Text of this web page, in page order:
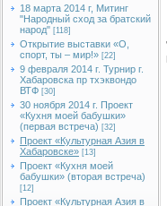
18 марта 2014 г, Митинг
"Народный сход за братский
народ" [118]
Открытие выставки «О,
спорт, ты – мир!» [22]
9 февраля 2014 г. Турнир г.
Хабаровска пр тхэквондо
ВТФ [30]
30 ноября 2014 г. Проект
«Кухня моей бабушки»
(первая встреча) [32]
Проект «Культурная Азия в
Хабаровске» [13]
Проект «Кухня моей
бабушки» (вторая встреча)
[12]
Проект «Культурная Азия в